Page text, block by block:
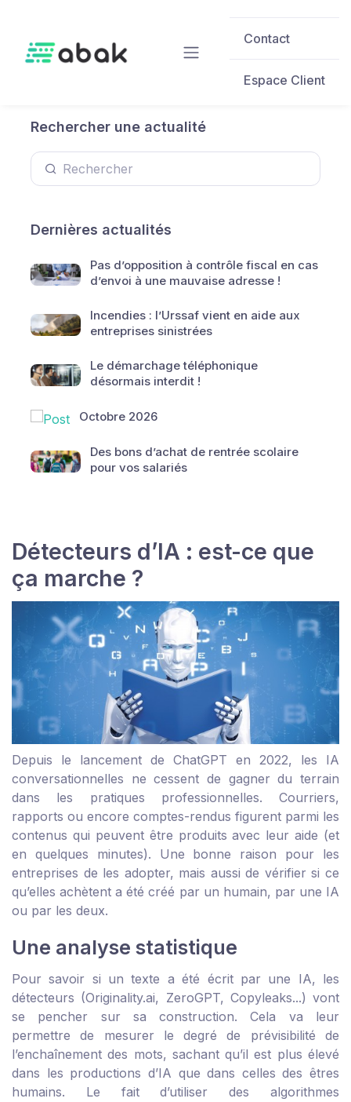
Contact
Espace Client
Rechercher une actualité
Dernières actualités
Pas d’opposition à contrôle fiscal en cas
d’envoi à une mauvaise adresse !
Incendies : l’Urssaf vient en aide aux
entreprises sinistrées
Le démarchage téléphonique
désormais interdit !
Octobre 2026
Des bons d’achat de rentrée scolaire
pour vos salariés
Détecteurs d’IA : est-ce que
ça marche ?
Depuis le lancement de ChatGPT en 2022, les IA
conversationnelles ne cessent de gagner du terrain
dans les pratiques professionnelles. Courriers,
rapports ou encore comptes-rendus figurent parmi les
contenus qui peuvent être produits avec leur aide (et
en quelques minutes). Une bonne raison pour les
entreprises de les adopter, mais aussi de vérifier si ce
qu’elles achètent a été créé par un humain, par une IA
ou par les deux.
Une analyse statistique
Pour savoir si un texte a été écrit par une IA, les
détecteurs (Originality.ai, ZeroGPT, Copyleaks...) vont
se pencher sur sa construction. Cela va leur
permettre de mesurer le degré de prévisibilité de
l’enchaînement des mots, sachant qu’il est plus élevé
dans les productions d’IA que dans celles des êtres
humains. Le fait d’utiliser des algorithmes